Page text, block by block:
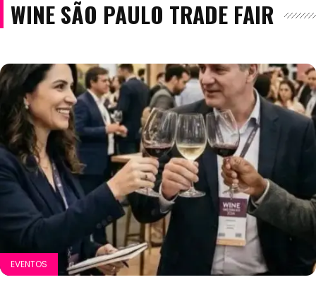
WINE SÃO PAULO TRADE FAIR
EVENTOS